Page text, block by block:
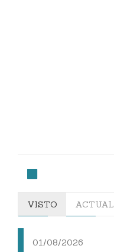
VISTO ACTUAL
01/08/2026